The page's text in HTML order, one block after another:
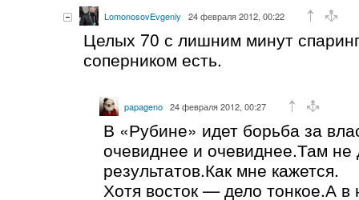
LomonosovEvgeniy 24 февраля 2012, 00:22
Целых 70 с лишним минут
соперником есть.
papageno 24 февраля 2012, 00:27
В «Рубине» идет борьба за
очевиднее и очевиднее.Там не
результатов.Как мне кажется.
Хотя восток — дело тонкое.А